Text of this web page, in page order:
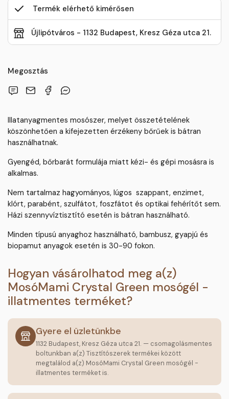
Termék elérhető kimérősen
Újlipótváros - 1132 Budapest, Kresz Géza utca 21.
Megosztás
Illatanyagmentes mosószer, melyet összetételének
köszönhetően a kifejezetten érzékeny bőrűek is bátran
használhatnak.
Gyengéd, bőrbarát formulája miatt kézi- és gépi mosásra is
alkalmas.
Nem tartalmaz hagyományos, lúgos szappant, enzimet,
klórt, parabént, szulfátot, foszfátot és optikai fehérítőt sem.
Házi szennyvíztisztító esetén is bátran használható.
Minden típusú anyaghoz használható, bambusz, gyapjú és
biopamut anyagok esetén is 30-90 fokon.
Hogyan vásárolhatod meg a(z)
MosóMami Crystal Green mosógél -
illatmentes terméket?
Gyere el üzletünkbe
1132 Budapest, Kresz Géza utca 21. — csomagolásmentes
boltunkban a(z) Tisztítószerek termékei között
megtalálod a(z) MosóMami Crystal Green mosógél -
illatmentes terméket is.